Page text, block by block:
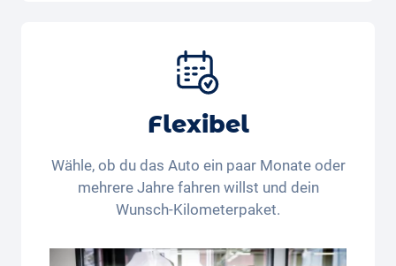
Flexibel
Wähle, ob du das Auto ein paar Monate oder
mehrere Jahre fahren willst und dein
Wunsch-Kilometerpaket.